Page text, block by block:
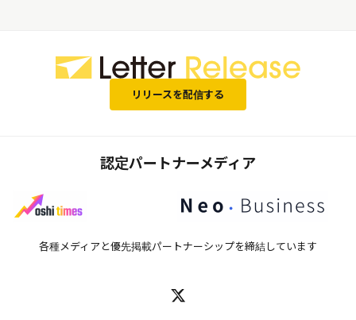
リリースを配信する
認定パートナーメディア
各種メディアと優先掲載パートナーシップを締結しています